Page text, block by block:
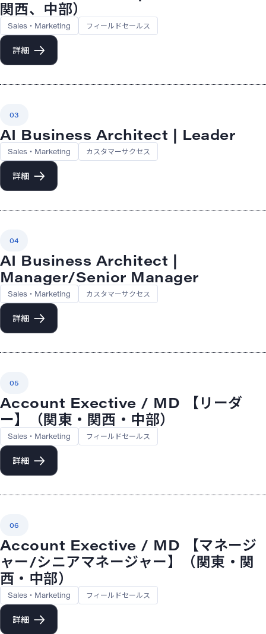
関西、中部）
Sales・Marketing フィールドセールス
詳細
03
AI Business Architect | Leader
Sales・Marketing カスタマーサクセス
詳細
04
AI Business Architect |
Manager/Senior Manager
Sales・Marketing カスタマーサクセス
詳細
05
Account Exective / MD 【リーダ
ー】（関東・関西・中部）
Sales・Marketing フィールドセールス
詳細
06
Account Exective / MD 【マネージ
ャー/シニアマネージャー】（関東・関
西・中部）
Sales・Marketing フィールドセールス
詳細